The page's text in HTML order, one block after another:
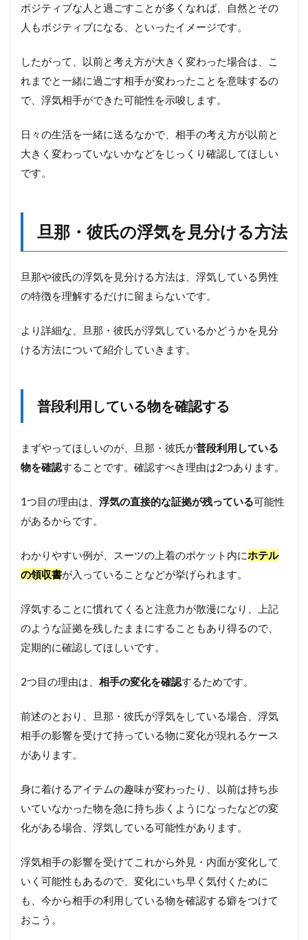
ポジティブな人と過ごすことが多くなれば、自然とその
人もポジティブになる、といったイメージです。
したがって、以前と考え方が大きく変わった場合は、こ
れまでと一緒に過ごす相手が変わったことを意味するの
で、浮気相手ができた可能性を示唆します。
日々の生活を一緒に送るなかで、相手の考え方が以前と
大きく変わっていないかなどをじっくり確認してほしい
です。
旦那・彼氏の浮気を見分ける方法
旦那や彼氏の浮気を見分ける方法は、浮気している男性
の特徴を理解するだけに留まらないです。
より詳細な、旦那・彼氏が浮気しているかどうかを見分
ける方法について紹介していきます。
普段利用している物を確認する
まずやってほしいのが、旦那・彼氏が普段利用している
物を確認することです。確認すべき理由は2つあります。
1つ目の理由は、 浮気の直接的な証拠が残っている可能性
があるからです。
わかりやすい例が、スーツの上着のポケット内にホテル
の領収書が入っていることなどが挙げられます。
浮気することに慣れてくると注意力が散漫になり、上記
のような証拠を残したままにすることもあり得るので、
定期的に確認してほしいです。
2つ目の理由は、 相手の変化を確認するためです。
前述のとおり、旦那・彼氏が浮気をしている場合、浮気
相手の影響を受けて持っている物に変化が現れるケース
があります。
身に着けるアイテムの趣味が変わったり、以前は持ち歩
いていなかった物を急に持ち歩くようになったなどの変
化がある場合、浮気している可能性があります。
浮気相手の影響を受けてこれから外見・内面が変化して
いく可能性もあるので、変化にいち早く気付くために
も、今から相手の利用している物を確認する癖をつけて
おこう。